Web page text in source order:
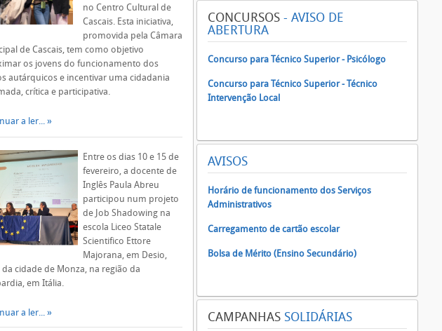
no Centro Cultural de
Cascais. Esta iniciativa,
promovida pela Câmara
de Cascais, tem como objetivo
os jovens do funcionamento dos
autárquicos e incentivar uma cidadania
crítica e participativa.
a ler...
Entre os dias 10 e 15 de
fevereiro, a docente de
Inglês Paula Abreu
participou num projeto
de Job Shadowing na
escola Liceo Statale
Scientifico Ettore
Majorana, em Desio,
cidade de Monza, na região da
em Itália.
a ler...
CONCURSOS - AVISO DE
ABERTURA
Concurso para Técnico Superior - Psicólogo
Concurso para Técnico Superior - Técnico
Intervenção Local
AVISOS
Horário de funcionamento dos Serviços
Administrativos
Carregamento de cartão escolar
Bolsa de Mérito (Ensino Secundário)
CAMPANHAS SOLIDÁRIAS